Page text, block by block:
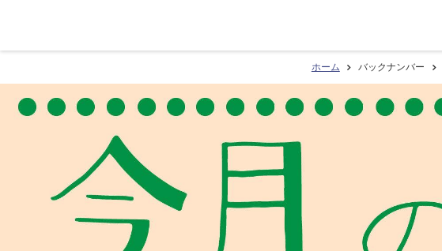
ホーム バックナンバー